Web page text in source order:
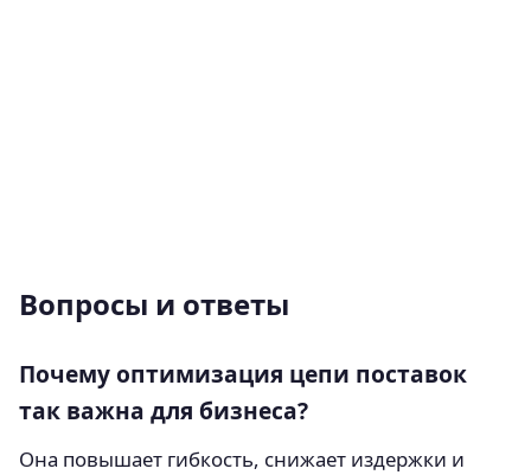
Вопросы и ответы
Почему оптимизация цепи поставок
так важна для бизнеса?
Она повышает гибкость, снижает издержки и